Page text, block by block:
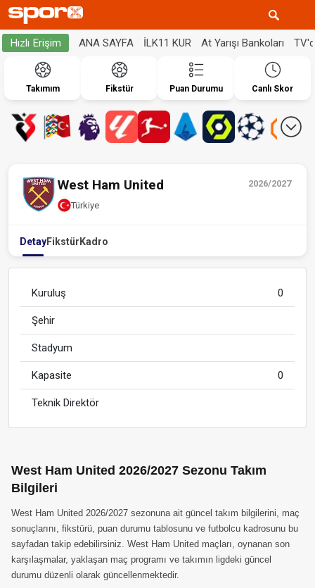
Hızlı Erişim ANA SAYFA İLK11 KUR At Yarışı Bankoları
Takımım Fikstür Puan Durumu Canlı Skor
2026/2027
West Ham United
Türkiye
DetayFikstür Kadro
Kuruluş 0
Şehir
Stadyum
Kapasite 0
Teknik Direktör
West Ham United 2026/2027 Sezonu Takım
Bilgileri
West Ham United 2026/2027 sezonuna ait güncel takım bilgilerini, maç
sonuçlarını, fikstürü, puan durumu tablosunu ve futbolcu kadrosunu bu
sayfadan takip edebilirsiniz. West Ham United maçları, oynanan son
karşılaşmalar, yaklaşan maç programı ve takımın ligdeki güncel
durumu düzenli olarak güncellenmektedir.